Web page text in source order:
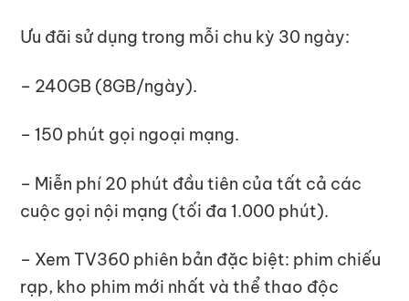
Ưu đãi sử dụng trong mỗi chu kỳ 30 ngày:
– 240GB (8GB/ngày).
– 150 phút gọi ngoại mạng.
– Miễn phí 20 phút đầu tiên của tất cả các
cuộc gọi nội mạng (tối đa 1.000 phút).
– Xem TV360 phiên bản đặc biệt: phim chiếu
rạp, kho phim mới nhất và thể thao độc